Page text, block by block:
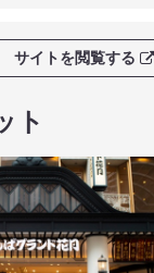
サイトを閲覧する
ト